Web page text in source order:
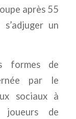
après 55
un
formes de
par le
sociaux à
joueurs de